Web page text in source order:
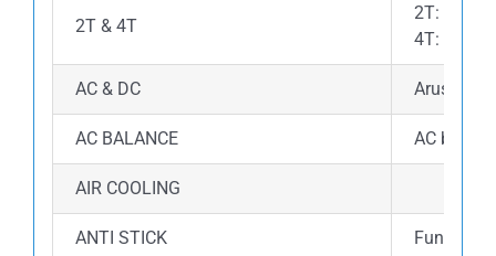
2T & 4T
2T:
4T:
AC & DC Arus AC:
AC BALANCE AC
AIR COOLING
ANTI STICK Fungsi